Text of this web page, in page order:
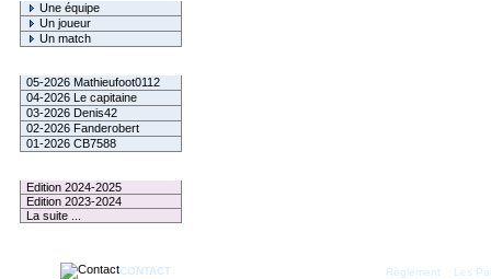
Une équipe
Un joueur
Un match
05-2026 Mathieufoot0112
04-2026 Le capitaine
03-2026 Denis42
02-2026 Fanderobert
01-2026 CB7588
Edition 2024-2025
Edition 2023-2024
La suite ...
CONTACT Règlement Les